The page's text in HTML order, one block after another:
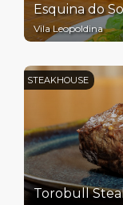
Esquina do
Vila Leopoldina
STEAKHOUSE
Torobull